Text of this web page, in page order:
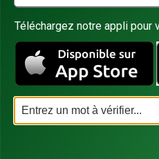
Téléchargez notre appli